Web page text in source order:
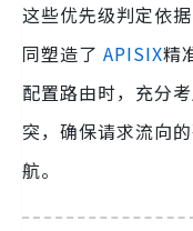
这些优先级判定依
同塑造了 APISIX精
配置路由时，充分
突，确保请求流向
航。